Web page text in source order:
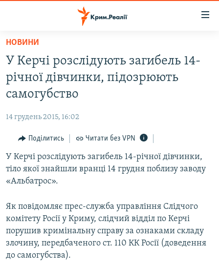
Перейти
основного
матеріалу
Перейти
до
основної
навігації
Перейти
пошуку
ВОДА.КРИМ
ВІДЕО ТА ФОТО
БЛОГИ
ПОГЛЯД
ІНТЕРВ'Ю
ВСЕ ЗА ДЕНЬ
ДЕПОРТАЦІЯ
ВІДЕОУРОКИ «ELIFBE»
СВІДЧЕННЯ ОКУПАЦІЇ
ЯК ОБІЙТИ БЛОКУВАННЯ
Русский
Qırımtatar
НОВИНИ
У Керчі розслідують загибель 14-
річної дівчинки, підозрюють
самогубство
14 грудень 2015, 16:02
Поділитись Читати без VPN
У Керчі розслідують загибель 14-річної дівчинки,
тіло якої знайшли вранці 14 грудня поблизу заводу
«Альбатрос».
Як повідомляє прес-служба управління Слідчого
комітету Росії у Криму, слідчий відділ по Керчі
порушив кримінальну справу за ознаками складу
злочину, передбаченого ст. 110 КК Росії (доведення
до самогубства).